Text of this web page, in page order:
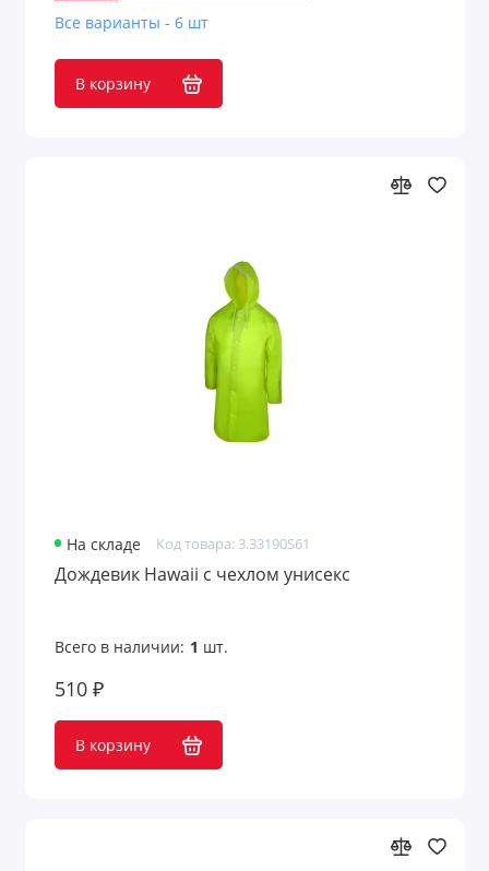
Все варианты - 6 шт
В корзину
На складе Код товара: 3.33190S61
Дождевик Hawaii c чехлом унисекс
Всего в наличии: 1 шт.
510 ₽
В корзину